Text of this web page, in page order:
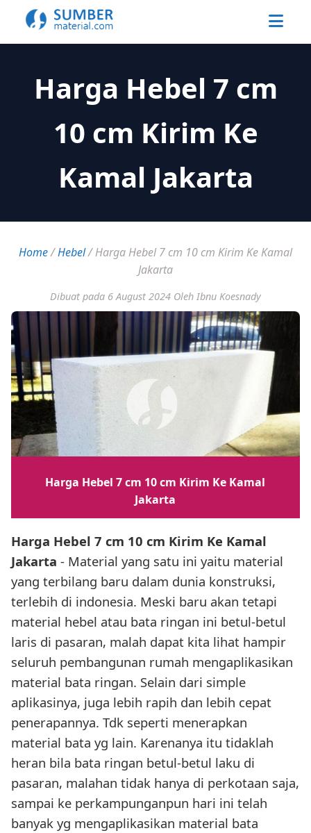
Harga Hebel 7 cm
10 cm Kirim Ke
Kamal Jakarta
Home/Hebel/Harga Hebel 7 cm 10 cm Kirim Ke Kamal
Jakarta
Dibuat pada 6 August 2024 Oleh Ibnu Koesnady
Harga Hebel 7 cm 10 cm Kirim Ke Kamal
Jakarta
Harga Hebel 7 cm 10 cm Kirim Ke Kamal
Jakarta - Material yang satu ini yaitu material
yang terbilang baru dalam dunia konstruksi,
terlebih di indonesia. Meski baru akan tetapi
material hebel atau bata ringan ini betul-betul
laris di pasaran, malah dapat kita lihat hampir
seluruh pembangunan rumah mengaplikasikan
material bata ringan. Selain dari simple
aplikasinya, juga lebih rapih dan lebih cepat
penerapannya. Tdk seperti menerapkan
material bata yg lain. Karenanya itu tidaklah
heran bila bata ringan betul-betul laku di
pasaran, malahan tidak hanya di perkotaan saja,
sampai ke perkampunganpun hari ini telah
banyak yg mengaplikasikan material bata